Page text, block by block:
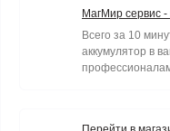
МагМир сервис
Всего за 10
аккумулятор в